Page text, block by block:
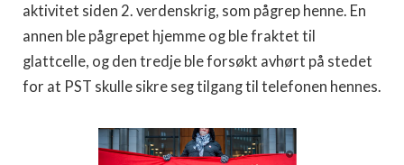
aktivitet siden 2. verdenskrig, som pågrep henne. En
annen ble pågrepet hjemme og ble fraktet til
glattcelle, og den tredje ble forsøkt avhørt på stedet
for at PST skulle sikre seg tilgang til telefonen hennes.